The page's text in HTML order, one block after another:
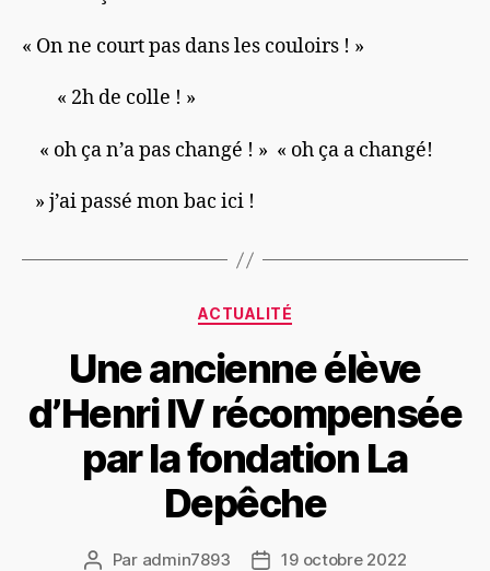
« On ne court pas dans les couloirs ! »
« 2h de colle ! »
« oh ça n’a pas changé ! » « oh ça a changé!
» j’ai passé mon bac ici !
ACTUALITÉ
Une ancienne élève
d’Henri IV récompensée
par la fondation La
Depêche
Par admin7893
19 octobre 2022